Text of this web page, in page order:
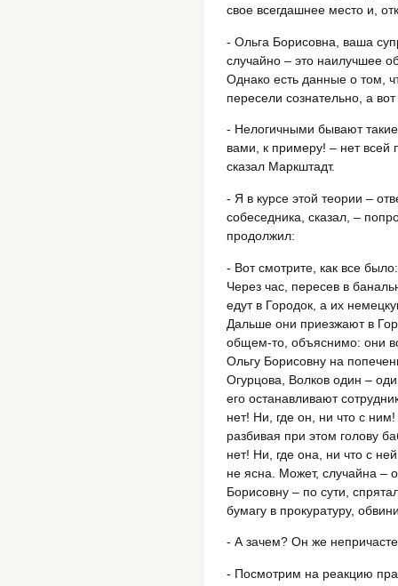
свое всегдашнее место и,
- Ольга Борисовна, ваша
случайно – это наилучшее
Однако есть данные о том,
пересели сознательно, а
- Нелогичными бывают такие
вами, к примеру! – нет
сказал Маркштадт.
- Я в курсе этой теории –
собеседника, сказал, –
продолжил:
- Вот смотрите, как все
Через час, пересев в
едут в Городок, а их
Дальше они приезжают в
общем-то, объяснимо: они
Ольгу Борисовну на
Огурцова, Волков один –
его останавливают
нет! Ни, где он, ни что с
разбивая при этом голову
нет! Ни, где она, ни что с
не ясна. Может, случайна –
Борисовну – по сути,
бумагу в прокуратуру,
- А зачем? Он же
- Посмотрим на реакцию